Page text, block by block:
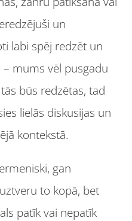
un
labi spēj redzēt un
mums vēl pusgadu
būs redzētas, tad
lielās diskusijas un
kontekstā.
gan
to kopā, bet
patīk vai nepatīk